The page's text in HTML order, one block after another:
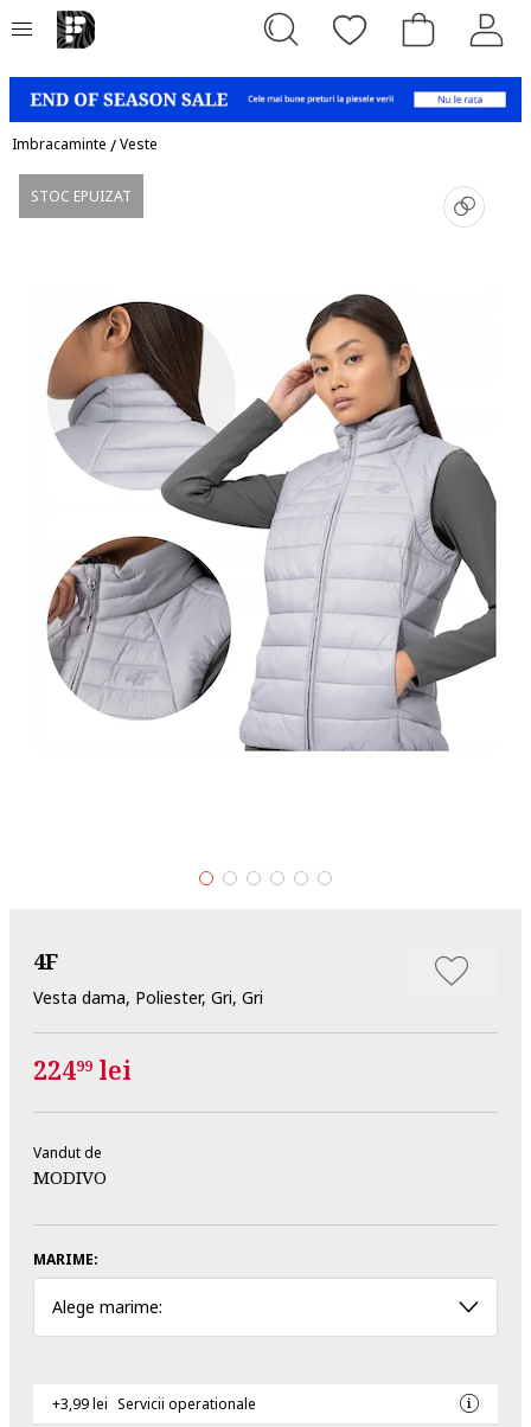
Imbracaminte /Veste
STOC EPUIZAT
4F
Vesta dama, Poliester, Gri, Gri
22499 lei
Vandut de
MODIVO
MARIME:
Alege marime:
+3,99 lei Servicii operationale